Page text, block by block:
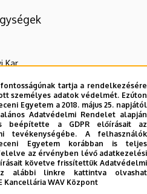
Kar
igénylése a DE
személyek rögzítése a
Súgó|Hibabejelentés
tartja a rendelkezésére
személyes adatok védelmét. Ezúton
Egyetem a 2018. május 25. napjától
Adatvédelmi Rendelet alapján
beépítette a GDPR előírásait az
tevékenységébe. A felhasználók
Egyetem korábban is teljes
az érvényben lévő adatkezelési
követve frissítettük Adatvédelmi
alábbi linkre kattintva olvashat
Kancellária WAV Központ